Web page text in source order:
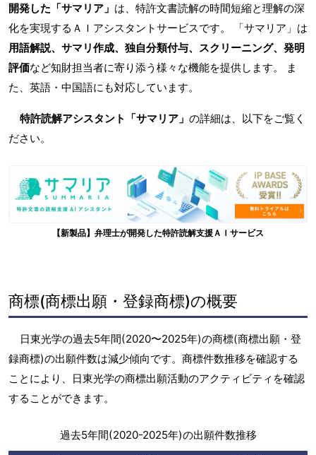
開発した「サマリア」 は、特許文書読解の時間短縮と理解の深
化を実現するＡＩアシスタントサービスです。 「サマリア」は
用語解説、サマリ作成、独自分類付与、スクリーニング、発明
評価など知財担当者に寄り添う様々な機能を提供します。 ま
た、英語・中国語にも対応しています。
特許読解アシスタント「サマリア」 の詳細は、以下をご覧く
ださい。
【新製品】弁理士が開発した特許読解支援ＡＩサービス
商標(商標出願・登録商標)の概要
日東光学の過去5年間(2020〜2025年)の商標(商標出願・登
録商標)の出願件数は減少傾向です。商標件数推移を確認する
ことにより、日東光学の商標出願活動のアクティビティを確認
することができます。
過去5年間(2020-2025年)の出願件数推移